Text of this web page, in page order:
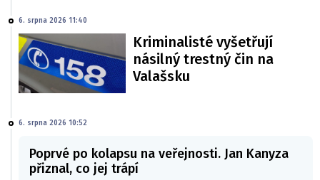
6. srpna 2026 11:40
Kriminalisté vyšetřují
násilný trestný čin na
Valašsku
6. srpna 2026 10:52
Poprvé po kolapsu na veřejnosti. Jan Kanyza
přiznal, co jej trápí